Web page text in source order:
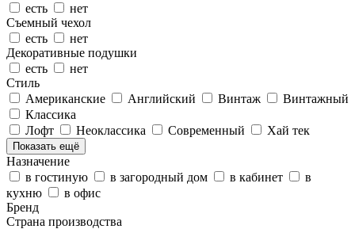
есть
нет
Съемный чехол
есть
нет
Декоративные подушки
есть
нет
Стиль
Американские
Английский Винтаж
Винтажный
Классика
Лофт
Неоклассика Современный Хай тек
Показать ещё
Назначение
в гостиную
в загородный дом в кабинет
в
кухню
в офис
Бренд
Страна производства